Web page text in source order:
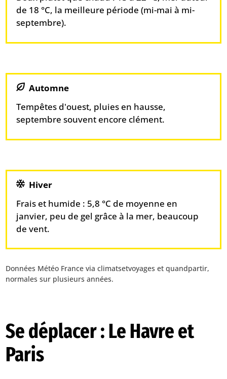
de 18 °C, la meilleure période (mi-mai à mi-
septembre).
Automne
Tempêtes d'ouest, pluies en hausse,
septembre souvent encore clément.
Hiver
Frais et humide : 5,8 °C de moyenne en
janvier, peu de gel grâce à la mer, beaucoup
de vent.
Données Météo France via climatsetvoyages et quandpartir,
normales sur plusieurs années.
Se déplacer : Le Havre et
Paris